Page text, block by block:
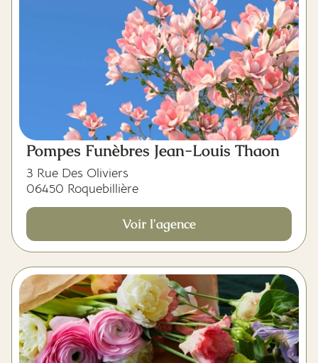
Pompes Funèbres Jean-Louis Thaon
3 Rue Des Oliviers
06450 Roquebillière
Voir l'agence